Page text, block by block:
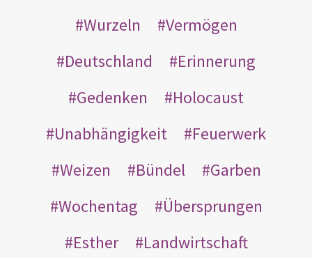
Wurzeln
Vermögen
Deutschland
Erinnerung
Gedenken
Holocaust
Unabhängigkeit
Feuerwerk
Weizen
Bündel
Garben
Wochentag
Übersprungen
Esther
Landwirtschaft